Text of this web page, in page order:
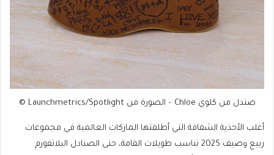
صندل من كلوي Chloe – الصورة من Launchmetrics/Spotlight ©
أغلب الأحذية الشفافة التي أطلقتها الماركات العالمية في مجموعات
ربيع وصيف 2025 تناسب طويلات القامة، حتى الصنادل البلاتفورم